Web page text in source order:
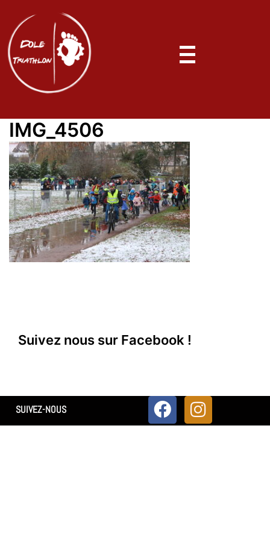
IMG_4506
Suivez nous sur Facebook !
SUIVEZ-NOUS